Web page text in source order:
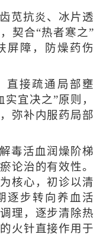
苋抗炎、冰片透
契合“热者寒之”
屏障，防燥药伤
直接疏通局部壅
宜决之”原则，
弥补内服药局部
毒活血润燥阶梯
论治的有效性。
核心，初诊以清
逐步转向养血活
理，逐步清除热
火针直接作用于